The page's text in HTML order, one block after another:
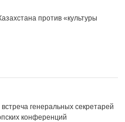
против «культуры
генеральных секретарей
конференций